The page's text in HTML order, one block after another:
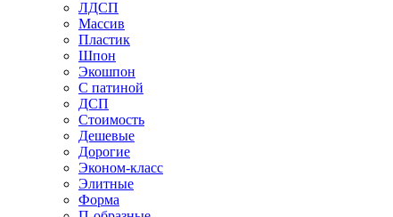
ЛДСП
Массив
Пластик
Шпон
Экошпон
С патиной
ДСП
Стоимость
Дешевые
Дорогие
Эконом-класс
Элитные
Форма